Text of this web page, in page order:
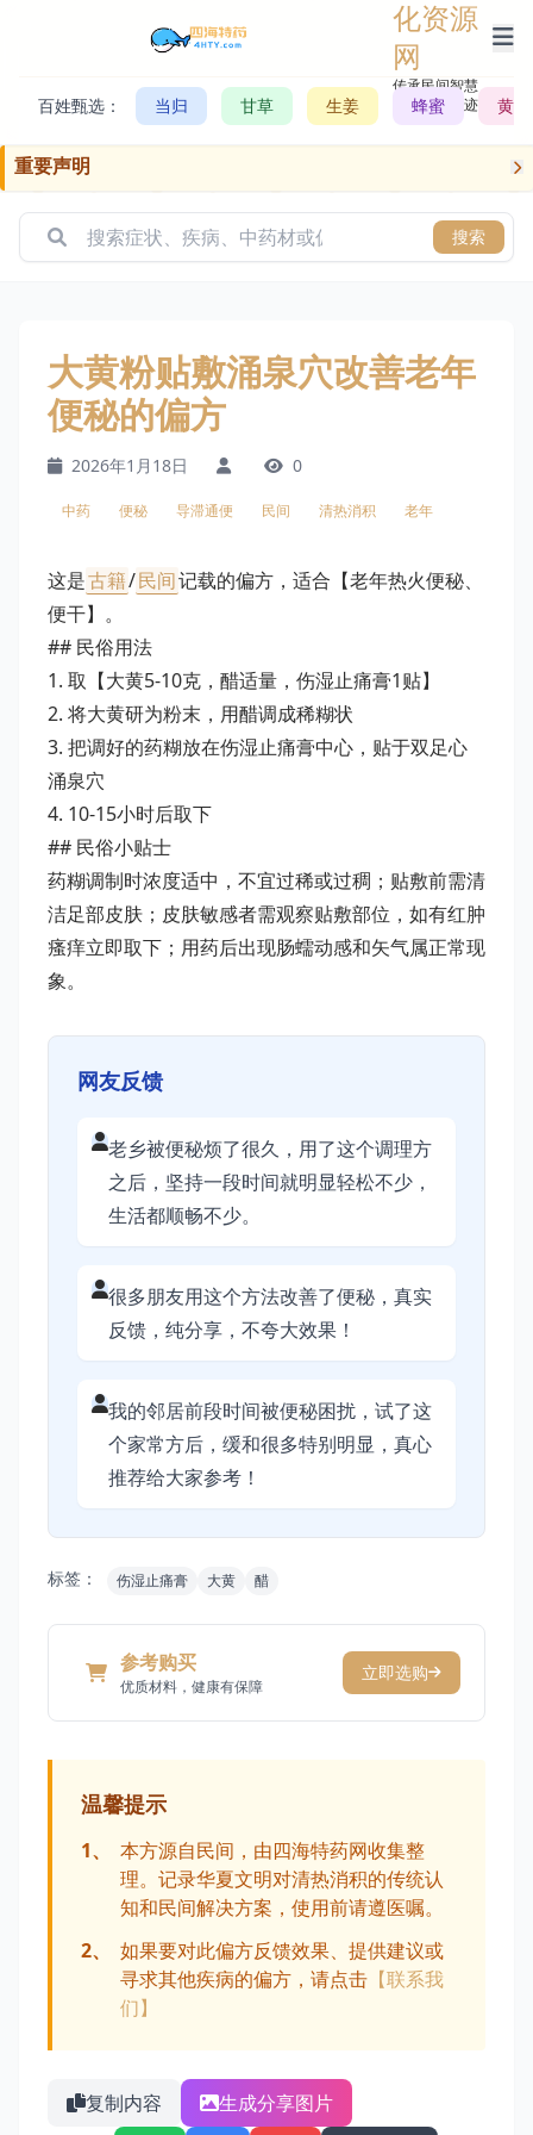
化资源
网
传承民间智慧，
记录历史轨迹
百姓甄选： 当归 甘草 生姜 蜂蜜 黄芪
重要声明
搜索
大黄粉贴敷涌泉穴改善老年
便秘的偏方
2026年1月18日 0
中药 便秘 导滞通便 民间 清热消积 老年
这是古籍/民间记载的偏方，适合【老年热火便秘、
便干】。
## 民俗用法
1. 取【大黄5-10克，醋适量，伤湿止痛膏1贴】
2. 将大黄研为粉末，用醋调成稀糊状
3. 把调好的药糊放在伤湿止痛膏中心，贴于双足心
涌泉穴
4. 10-15小时后取下
## 民俗小贴士
药糊调制时浓度适中，不宜过稀或过稠；贴敷前需清
洁足部皮肤；皮肤敏感者需观察贴敷部位，如有红肿
瘙痒立即取下；用药后出现肠蠕动感和矢气属正常现
象。
网友反馈
老乡被便秘烦了很久，用了这个调理方
之后，坚持一段时间就明显轻松不少，
生活都顺畅不少。
很多朋友用这个方法改善了便秘，真实
反馈，纯分享，不夸大效果！
我的邻居前段时间被便秘困扰，试了这
个家常方后，缓和很多特别明显，真心
推荐给大家参考！
标签： 伤湿止痛膏 大黄 醋
参考购买
优质材料，健康有保障
立即选购
温馨提示
1、
本方源自民间，由四海特药网收集整
理。记录华夏文明对清热消积的传统认
知和民间解决方案，使用前请遵医嘱。
2、
如果要对此偏方反馈效果、提供建议或
寻求其他疾病的偏方，请点击 【联系我
们】
复制内容 生成分享图片